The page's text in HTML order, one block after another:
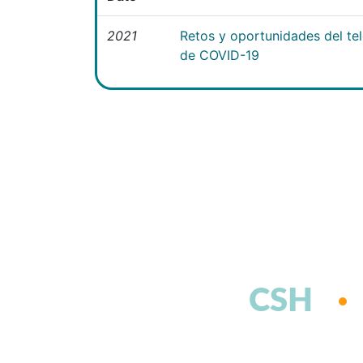
2021
Retos y oportunidades del
de COVID-19
CSH